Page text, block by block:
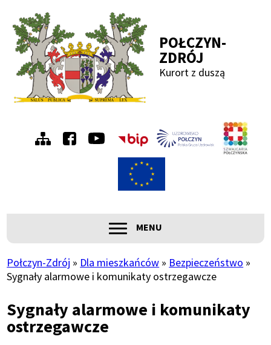
Przejdź
do
menu
Przejdź
do
treści
Przejdź
do
wyszukiwania
Przejdź
do
stopki
POŁCZYN-
ZDRÓJ
Kurort z duszą
Menu
prawe
Główna
nawigacja
ROZWIŃ
MENU
Ścieżka
Połczyn-Zdrój Dla mieszkańców
Bezpieczeństwo
Sygnały alarmowe i komunikaty ostrzegawcze
Sygnały alarmowe i komunikaty
ostrzegawcze